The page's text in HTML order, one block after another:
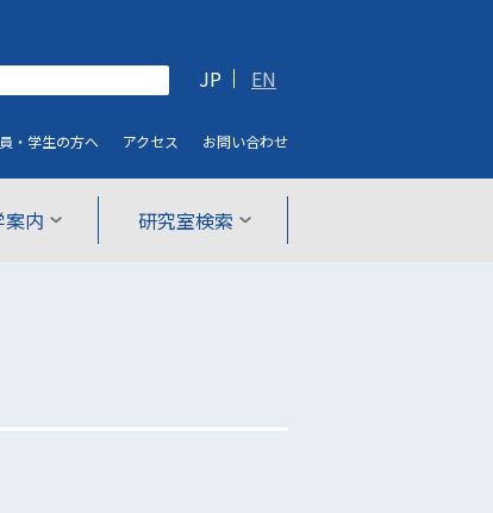
案内 研究室検索
JP EN
・学生の方へ アクセス お問い合わせ